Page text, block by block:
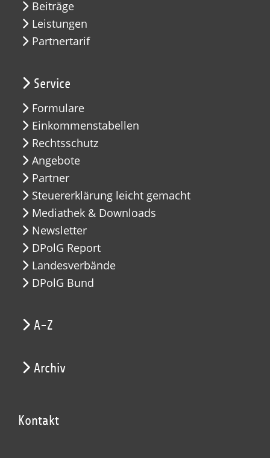
Beiträge
Leistungen
Partnertarif
Service
Formulare
Einkommenstabellen
Rechtsschutz
Angebote
Partner
Steuererklärung leicht gemacht
Mediathek & Downloads
Newsletter
DPolG Report
Landesverbände
DPolG Bund
A-Z
Archiv
Kontakt